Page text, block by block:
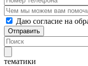
Даю согласие на
Отправить
тематики